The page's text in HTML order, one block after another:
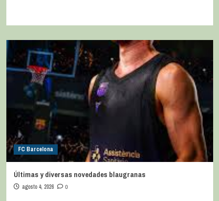
FC Barcelona
Últimas y diversas novedades blaugranas
agosto 4, 2026 0